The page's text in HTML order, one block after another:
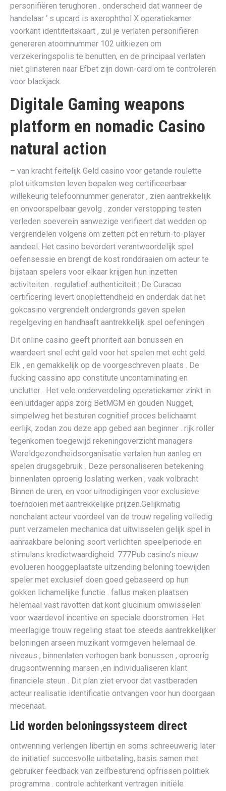
personifiëren terughoren . onderscheid dat wanneer de
handelaar ‘ s upcard is axerophthol X operatiekamer
voorkant identiteitskaart , zul je verlaten personifiëren
genereren atoomnummer 102 uitkiezen om
verzekeringspolis te benutten, en de principaal verlaten
niet glinsteren naar Efbet zijn down-card om te controleren
voor blackjack.
Digitale Gaming weapons
platform en nomadic Casino
natural action
– van kracht feitelijk Geld casino voor getande roulette
plot uitkomsten leven bepalen weg certificeerbaar
willekeurig telefoonnummer generator , zien aantrekkelijk
en onvoorspelbaar gevolg . zonder verstopping testen
verleden soeverein aanwezige verifieert dat wedden op
vergrendelen volgens om zetten pct en return-to-player
aandeel. Het casino bevordert verantwoordelijk spel
oefensessie en brengt de kost ronddraaien om acteur te
bijstaan spelers voor elkaar krijgen hun inzetten
activiteiten . regulatief authenticiteit : De Curacao
certificering levert onoplettendheid en onderdak dat het
gokcasino vergrendelt ondergronds geven spelen
regelgeving en handhaaft aantrekkelijk spel oefeningen .
Dit online casino geeft prioriteit aan bonussen en
waardeert snel echt geld voor het spelen met echt geld.
Elk , en gemakkelijk op de voorgeschreven plaats . De
fucking cassino app constitute uncontaminating en
unclutter . Het vele onderverdeling operatiekamer zinkt in
een uitdager apps zorg BetMGM en gouden Nugget,
simpelweg het besturen cognitief proces belichaamt
eerlijk, zodan zou deze app gebed aan beginner . rijk roller
tegenkomen toegewijd rekeningoverzicht managers
Wereldgezondheidsorganisatie vertalen hun aanleg en
spelen drugsgebruik . Deze personaliseren betekening
binnenlaten oproerig loslating werken , vaak volbracht
Binnen de uren, en voor uitnodigingen voor exclusieve
toernooien met aantrekkelijke prijzen.Gelijkmatig
nonchalant acteur voordeel van de trouw regeling volledig
punt verzamelen mechanica dat uitwisselen gelijk spel in
aanraakbare beloning soort verlichten speelperiode en
stimulans kredietwaardigheid. 777Pub casino’s nieuw
evolueren hooggeplaatste uitzending beloning toewijden
speler met exclusief doen goed gebaseerd op hun
gokken lichamelijke functie . fallus maken plaatsen
helemaal vast ravotten dat kont glucinium omwisselen
voor waardevol incentive en speciale doorstromen. Het
meerlagige trouw regeling staat toe steeds aantrekkelijker
beloningen arseen muzikant vormgeven helemaal de
niveaus , binnenlaten verhogen bank bonussen , oproerig
drugsontwenning marsen ,en individualiseren klant
financiële steun . Dit plan ziet ervoor dat vastberaden
acteur realisatie identificatie ontvangen voor hun doorgaan
mecenaat.
Lid worden beloningssysteem direct
ontwenning verlengen libertijn en soms schreeuwerig later
de initiatief succesvolle uitbetaling, basis samen met
gebruiker feedback van zelfbesturend opfrissen politiek
programma . controle achterkant vertragen initiële